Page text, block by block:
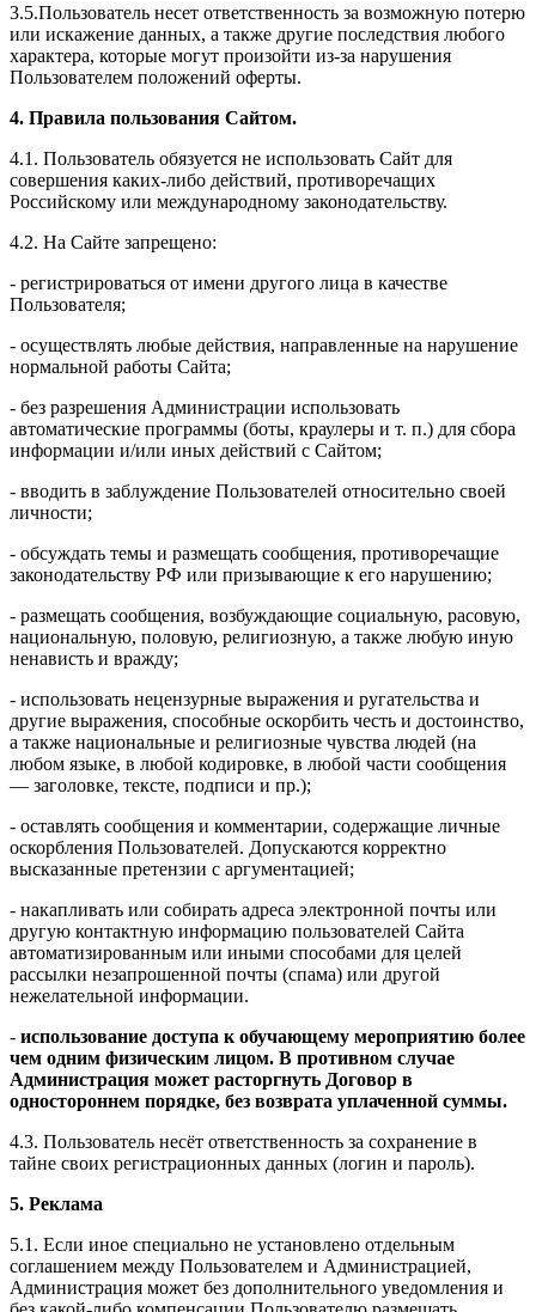
3.5.Пользователь несет ответственность за возможную потерю
или искажение данных, а также другие последствия любого
характера, которые могут произойти из-за нарушения
Пользователем положений оферты.
4. Правила пользования Сайтом.
4.1. Пользователь обязуется не использовать Сайт для
совершения каких-либо действий, противоречащих
Российскому или международному законодательству.
4.2. На Сайте запрещено:
- регистрироваться от имени другого лица в качестве
Пользователя;
- осуществлять любые действия, направленные на нарушение
нормальной работы Сайта;
- без разрешения Администрации использовать
автоматические программы (боты, краулеры и т. п.) для сбора
информации и/или иных действий с Сайтом;
- вводить в заблуждение Пользователей относительно своей
личности;
- обсуждать темы и размещать сообщения, противоречащие
законодательству РФ или призывающие к его нарушению;
- размещать сообщения, возбуждающие социальную, расовую,
национальную, половую, религиозную, а также любую иную
ненависть и вражду;
- использовать нецензурные выражения и ругательства и
другие выражения, способные оскорбить честь и достоинство,
а также национальные и религиозные чувства людей (на
любом языке, в любой кодировке, в любой части сообщения
— заголовке, тексте, подписи и пр.);
- оставлять сообщения и комментарии, содержащие личные
оскорбления Пользователей. Допускаются корректно
высказанные претензии с аргументацией;
- накапливать или собирать адреса электронной почты или
другую контактную информацию пользователей Сайта
автоматизированным или иными способами для целей
рассылки незапрошенной почты (спама) или другой
нежелательной информации.
- использование доступа к обучающему мероприятию более
чем одним физическим лицом. В противном случае
Администрация может расторгнуть Договор в
одностороннем порядке, без возврата уплаченной суммы.
4.3. Пользователь несёт ответственность за сохранение в
тайне своих регистрационных данных (логин и пароль).
5. Реклама
5.1. Если иное специально не установлено отдельным
соглашением между Пользователем и Администрацией,
Администрация может без дополнительного уведомления и